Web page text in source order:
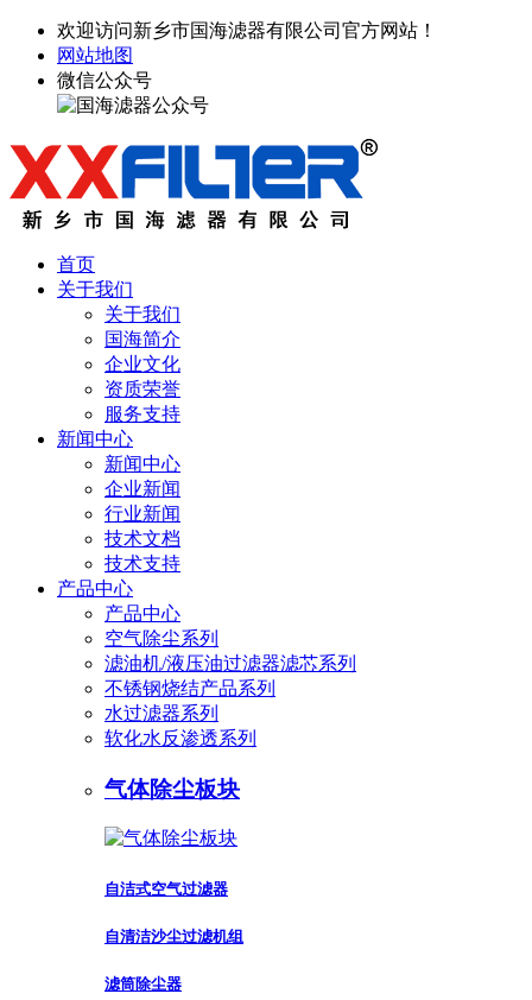
欢迎访问新乡市国海滤器有限公司官方网站！
网站地图
微信公众号
首页
关于我们
关于我们
国海简介
企业文化
资质荣誉
服务支持
新闻中心
新闻中心
企业新闻
行业新闻
技术文档
技术支持
产品中心
产品中心
空气除尘系列
滤油机/液压油过滤器滤芯系列
不锈钢烧结产品系列
水过滤器系列
软化水反渗透系列
气体除尘板块
自洁式空气过滤器
自清洁沙尘过滤机组
滤筒除尘器